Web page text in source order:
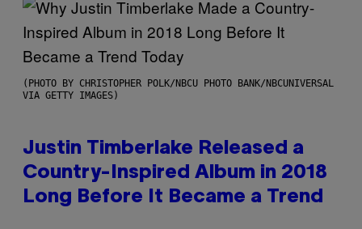
(PHOTO BY CHRISTOPHER POLK/NBCU PHOTO BANK/NBCUNIVERSAL
VIA GETTY IMAGES)
Justin Timberlake Released a
Country-Inspired Album in 2018
Long Before It Became a Trend